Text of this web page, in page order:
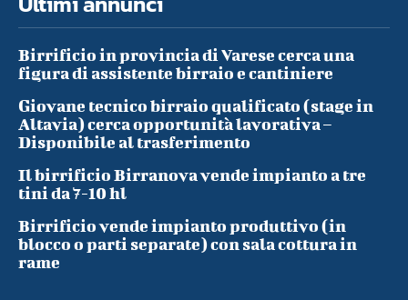
Birrificio in provincia di Varese cerca una
figura di assistente birraio e cantiniere
Giovane tecnico birraio qualificato (stage in
Altavia) cerca opportunità lavorativa –
Disponibile al trasferimento
Il birrificio Birranova vende impianto a tre
tini da 7-10 hl
Birrificio vende impianto produttivo (in
blocco o parti separate) con sala cottura in
rame